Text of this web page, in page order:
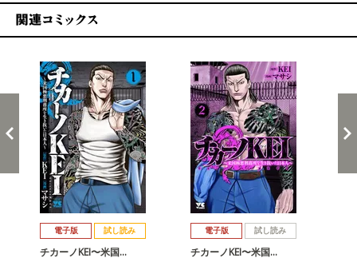
電子版 試し読み
チカーノKEI〜米国…
電子版 試し読み
チカーノKEI〜米国…